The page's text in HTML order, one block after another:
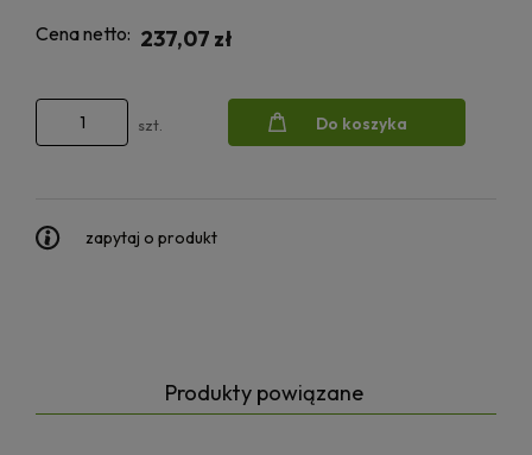
Cena netto: 237,07 zł
szt. Do koszyka
zapytaj o produkt
Produkty powiązane